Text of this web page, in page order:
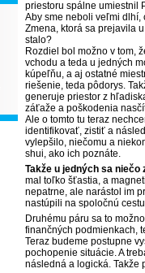
priestoru spálne umiestnil
Aby sme neboli veľmi dlhí,
Zmena, ktorá sa prejavila
stalo?
Rozdiel bol možno v tom,
vchodu a teda u jedných
kúpeľňu, a aj ostatné
riešenie, teda pôdorys.
generuje priestor z
záťaže a poškodenia
Ale o tomto tu teraz
identifikovať, zistiť a
vylepšilo, niečomu a
shui, ako ich poznáte.
Takže u jedných sa niečo
mal toľko šťastia, a
nepatrne, ale narástol im
nastúpili na spoločnú
Druhému páru sa to
finančných podmienkach,
Teraz budeme postupne
pochopenie situácie. A
následná a logická. Takže